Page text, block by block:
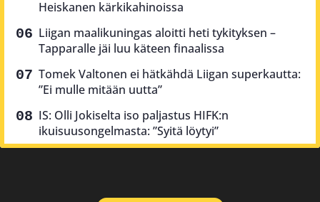
Heiskanen kärkikahinoissa
Liigan maalikuningas aloitti heti tykityksen –
Tapparalle jäi luu käteen finaalissa
Tomek Valtonen ei hätkähdä Liigan superkautta:
”Ei mulle mitään uutta”
IS: Olli Jokiselta iso paljastus HIFK:n
ikuisuusongelmasta: ”Syitä löytyi”